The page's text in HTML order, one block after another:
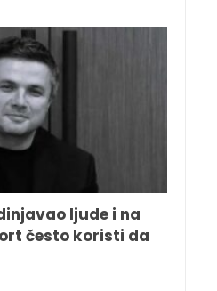
ljude i na
često koristi da